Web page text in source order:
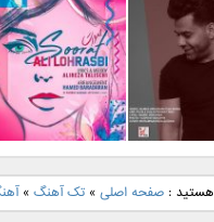
جدید رضا
نگار
دانلود آهنگ جدید
لهراسبی بنام صورت
هستید :صفحه اصلی »تک آهنگ »